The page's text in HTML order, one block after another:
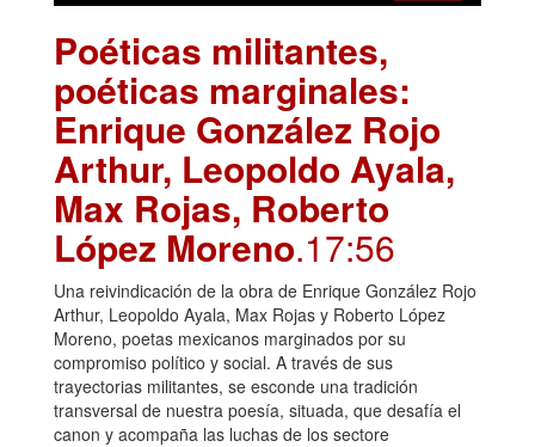
Poéticas militantes,
poéticas marginales:
Enrique González Rojo
Arthur, Leopoldo Ayala,
Max Rojas, Roberto
López Moreno.17:56
Una reivindicación de la obra de Enrique González Rojo
Arthur, Leopoldo Ayala, Max Rojas y Roberto López
Moreno, poetas mexicanos marginados por su
compromiso político y social. A través de sus
trayectorias militantes, se esconde una tradición
transversal de nuestra poesía, situada, que desafía el
canon y acompaña las luchas de los sectore